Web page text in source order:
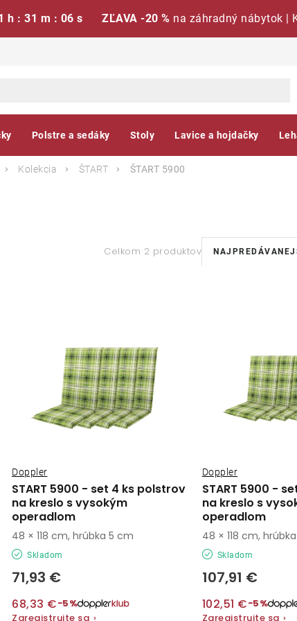
h : 31 m : 06 s ZĽAVA -20 % na záhradný nábytok |
Polstre a sedáky Stoly Lavice a hojdačky
Kolekcia ŠTART ŠTART 5900
Celkom 2 produktovR
a
r
o
d
u
k
t
o
d
u
k
t
o
START 5900 - set 4 ks polstrov
na kreslo s vysokým
operadlom
Doppler
Skladom
71,93 €
68,33 €−5%
Zaregistrujte sa ›
48 × 118 cm, hrúbka 5 cm
START 5900 -
na kreslo s
operadlom
Doppler
Skladom
107,91 €
102,51 €−5%
Zaregistrujte sa ›
48 × 118 cm,